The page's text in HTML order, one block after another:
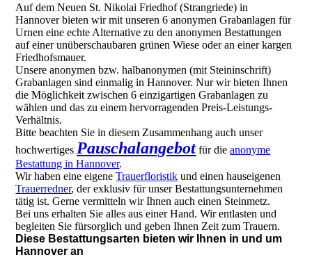
Auf dem Neuen St. Nikolai Friedhof (Strangriede) in
Hannover bieten wir mit unseren 6 anonymen Grabanlagen für
Urnen eine echte Alternative zu den anonymen Bestattungen
auf einer unüberschaubaren grünen Wiese oder an einer kargen
Friedhofsmauer.
Unsere anonymen bzw. halbanonymen (mit Steininschrift)
Grabanlagen sind einmalig in Hannover. Nur wir bieten Ihnen
die Möglichkeit zwischen 6 einzigartigen Grabanlagen zu
wählen und das zu einem hervorragenden Preis-Leistungs-
Verhältnis.
Bitte beachten Sie in diesem Zusammenhang auch unser
hochwertiges Pauschalangebotfür dieanonyme
Bestattung in Hannover.
Wir haben eine eigeneTrauerfloristik und einen hauseigenen
Trauerredner, der exklusiv für unser Bestattungsunternehmen
tätig ist. Gerne vermitteln wir Ihnen auch einen Steinmetz.
Bei uns erhalten Sie alles aus einer Hand. Wir entlasten und
begleiten Sie fürsorglich und geben Ihnen Zeit zum Trauern.
Diese Bestattungsarten bieten wir Ihnen in und um
Hannover an